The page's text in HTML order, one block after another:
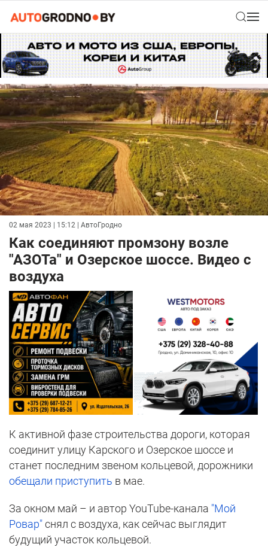
02 мая 2023 | 15:12 | АвтоГродно
Как соединяют промзону возле
"АЗОТа" и Озерское шоссе. Видео с
воздуха
К активной фазе строительства дороги, которая
соединит улицу Карского и Озерское шоссе и
станет последним звеном кольцевой, дорожники
обещали приступить в мае.
За окном май – и автор YouTube-канала "Мой
Ровар"снял с воздуха, как сейчас выглядит
будущий участок кольцевой.